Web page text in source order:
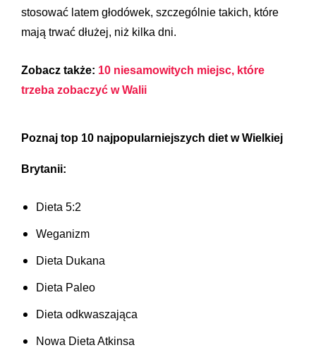
stosować latem głodówek, szczególnie takich, które
mają trwać dłużej, niż kilka dni.
Zobacz także: 10 niesamowitych miejsc, które
trzeba zobaczyć w Walii
Poznaj top 10 najpopularniejszych diet w Wielkiej
Brytanii:
Dieta 5:2
Weganizm
Dieta Dukana
Dieta Paleo
Dieta odkwaszająca
Nowa Dieta Atkinsa